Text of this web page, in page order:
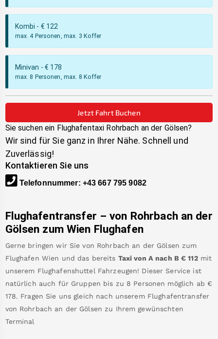
Kombi - € 122
max. 4 Personen, max. 3 Koffer
Minivan - € 178
max. 8 Personen, max. 8 Koffer
Jetzt Fahrt Buchen
Sie suchen ein Flughafentaxi Rohrbach an der Gölsen?
Wir sind für Sie ganz in Ihrer Nähe. Schnell und
Zuverlässig!
Kontaktieren Sie uns
Telefonnummer: +43 667 795 9082
Flughafentransfer – von Rohrbach an der
Gölsen zum Wien Flughafen
Gerne bringen wir Sie von Rohrbach an der Gölsen zum
Flughafen Wien und das bereits Taxi von A nach B €112 mit
unserem Flughafenshuttel Fahrzeugen! Dieser Service ist
natürlich auch für Gruppen bis zu 8 Personen möglich ab €
178. Fragen Sie uns gleich nach unserem Flughafentransfer
von Rohrbach an der Gölsen zu Ihrem gewünschten
Terminal